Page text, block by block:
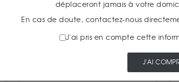
Pièce de monnaie : Louis XVIII-5
200.00 €
déplaceront jamais à votre
En cas de doute, contactez-nous
J'ai pris en compte cette
J'AI